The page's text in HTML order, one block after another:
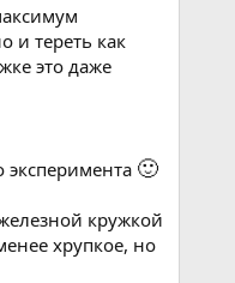
и тереть как
это даже
эксперимента 🙂
кружкой
хрупкое, но